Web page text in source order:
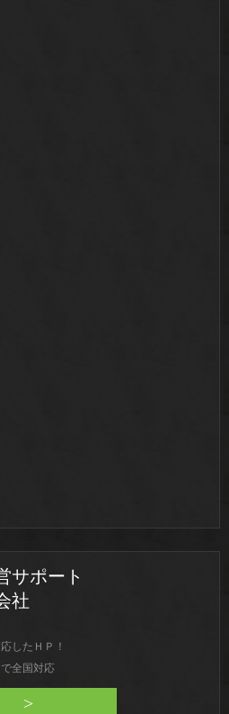
サポート
社
したＨＰ！
全国対応
>